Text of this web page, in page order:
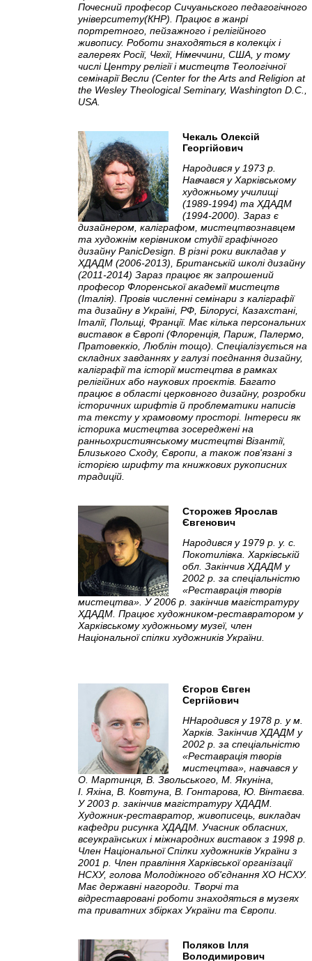
Почесний професор Сичуаньского педагогічного
університету(КНР). Працює в жанрі
портретного, пейзажного і релігійного
живопису. Роботи знаходяться в колекціх і
галереях Росії, Чехії, Німеччини, США, у тому
числі Центру релігії і мистецтв Теологічної
семінарії Весли (Center for the Arts and Religion at
the Wesley Theological Seminary, Washington D.C.,
USA.
Чекаль Олексій
Георгійович
Народився у 1973 р.
Навчався у Харківському
художньому училищі
(1989-1994) та ХДАДМ
(1994-2000). Зараз є
дизайнером, каліграфом, мистецтвознавцем
та художнім керівником студії графічного
дизайну PanicDesign. В різні роки викладав у
ХДАДМ (2006-2013), Британській школі дизайну
(2011-2014) Зараз працює як запрошений
професор Флоренської академії мистецтв
(Італія). Провів численні семінари з каліграфії
та дизайну в Україні, РФ, Білорусі, Казахстані,
Італії, Польщі, Франції. Має кілька персональних
виставок в Європі (Флоренція, Париж, Палермо,
Пратовеккіо, Люблін тощо). Спеціалізується на
складних завданнях у галузі поєднання дизайну,
каліграфії та історії мистецтва в рамках
релігійних або наукових проєктів. Багато
працює в області церковного дизайну, розробки
історичних шрифтів й проблематики написів
та тексту у храмовому просторі. Інтереси як
історика мистецтва зосереджені на
ранньохристиянському мистецтві Візантії,
Близького Сходу, Європи, а також пов'язані з
історією шрифту та книжкових рукописних
традицій.
Сторожев Ярослав
Євгенович
Народився у 1979 р. у. с.
Покотилівка. Харківській
обл. Закінчив ХДАДМ у
2002 р. за спеціальністю
«Реставрація творів
мистецтва». У 2006 р. закінчив магістратуру
ХДАДМ. Працює художником-реставратором у
Харківському художньому музеї, член
Національної спілки художників України.
Єгоров Євген
Сергійович
ННародився у 1978 р. у м.
Харків. Закінчив ХДАДМ у
2002 р. за спеціальністю
«Реставрація творів
мистецтва», навчався у
О. Мартинця, В. Звольського, М. Якуніна,
І. Яхіна, В. Ковтуна, В. Гонтарова, Ю. Вінтаєва.
У 2003 р. закінчив магістратуру ХДАДМ.
Художник-реставратор, живописець, викладач
кафедри рисунка ХДАДМ. Учасник обласних,
всеукраїнських і міжнародних виставок з 1998 р.
Член Національної Спілки художників України з
2001 р. Член правління Харківської організації
НСХУ, голова Молодіжного об'єднання ХО НСХУ.
Має державні нагороди. Творчі та
відреставровані роботи знаходяться в музеях
та приватних збірках України та Європи.
Поляков Ілля
Володимирович